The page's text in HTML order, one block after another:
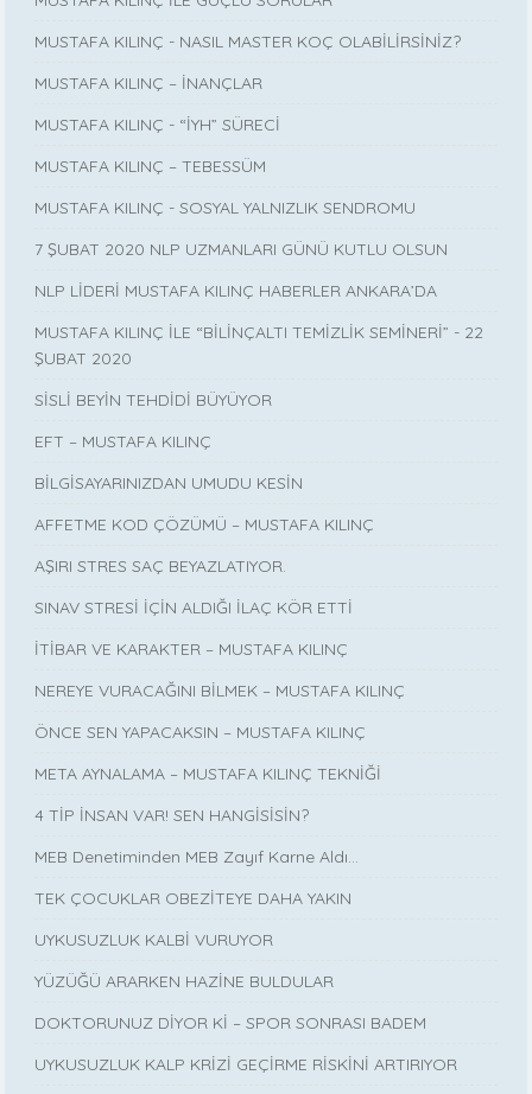
MUSTAFA KILINÇ - NASIL MASTER KOÇ OLABİLİRSİNİZ?
MUSTAFA KILINÇ – İNANÇLAR
MUSTAFA KILINÇ - “İYH” SÜRECİ
MUSTAFA KILINÇ – TEBESSÜM
MUSTAFA KILINÇ - SOSYAL YALNIZLIK SENDROMU
7 ŞUBAT 2020 NLP UZMANLARI GÜNÜ KUTLU OLSUN
NLP LİDERİ MUSTAFA KILINÇ HABERLER ANKARA’DA
MUSTAFA KILINÇ İLE “BİLİNÇALTI TEMİZLİK SEMİNERİ” - 22
ŞUBAT 2020
SİSLİ BEYİN TEHDİDİ BÜYÜYOR
EFT – MUSTAFA KILINÇ
BİLGİSAYARINIZDAN UMUDU KESİN
AFFETME KOD ÇÖZÜMÜ – MUSTAFA KILINÇ
AŞIRI STRES SAÇ BEYAZLATIYOR.
SINAV STRESİ İÇİN ALDIĞI İLAÇ KÖR ETTİ
İTİBAR VE KARAKTER – MUSTAFA KILINÇ
NEREYE VURACAĞINI BİLMEK – MUSTAFA KILINÇ
ÖNCE SEN YAPACAKSIN – MUSTAFA KILINÇ
META AYNALAMA – MUSTAFA KILINÇ TEKNİĞİ
4 TİP İNSAN VAR! SEN HANGİSİSİN?
MEB Denetiminden MEB Zayıf Karne Aldı…
TEK ÇOCUKLAR OBEZİTEYE DAHA YAKIN
UYKUSUZLUK KALBİ VURUYOR
YÜZÜĞÜ ARARKEN HAZİNE BULDULAR
DOKTORUNUZ DİYOR Kİ – SPOR SONRASI BADEM
UYKUSUZLUK KALP KRİZİ GEÇİRME RİSKİNİ ARTIRIYOR